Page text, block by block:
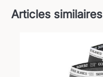
Articles similaires